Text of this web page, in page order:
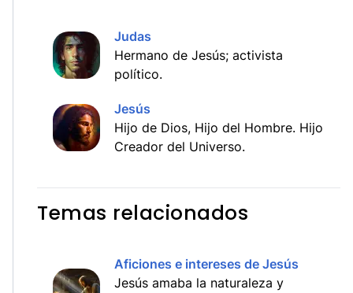
Judas
Hermano de Jesús; activista
político.
Jesús
Hijo de Dios, Hijo del Hombre. Hijo
Creador del Universo.
Temas relacionados
Aficiones e intereses de Jesús
Jesús amaba la naturaleza y